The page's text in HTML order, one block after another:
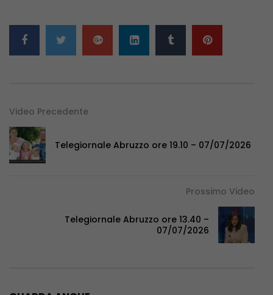
Video Precedente
Telegiornale Abruzzo ore 19.10 – 07/07/2026
Prossimo Video
Telegiornale Abruzzo ore 13.40 –
07/07/2026